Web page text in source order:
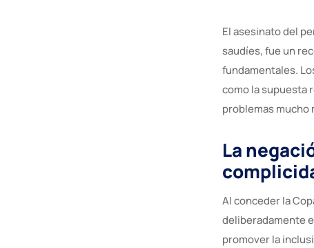
El asesinato del
saudíes, fue un
fundamentales.
como la supuesta
problemas mucho
La
Al conceder la
deliberadamente
promover la